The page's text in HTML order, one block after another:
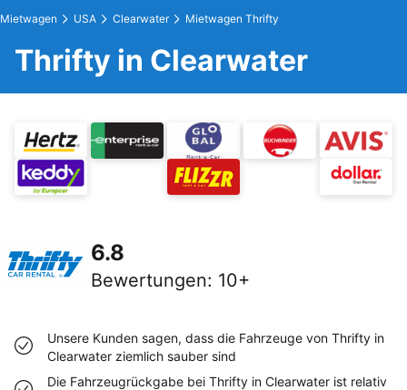
Mietwagen USA Clearwater Mietwagen Thrifty
Thrifty in Clearwater
6.8
Bewertungen: 10+
Unsere Kunden sagen, dass die Fahrzeuge von Thrifty in
Clearwater ziemlich sauber sind
Die Fahrzeugrückgabe bei Thrifty in Clearwater ist relativ